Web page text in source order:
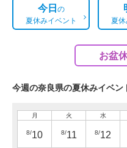
今日の
夏休みイベント
夏
お盆
今週の奈良県の夏休みイベン
月
8/10
火
8/11
水
8/12